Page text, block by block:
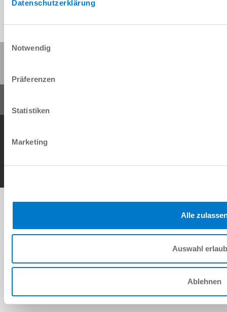
Datenschutzerklärung
Notwendig
Präferenzen
Statistiken
Marketing
Alle
Auswahl
Ablehnen